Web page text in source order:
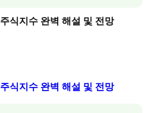
식지수 완벽 해설 및 전망
식지수 완벽 해설 및 전망